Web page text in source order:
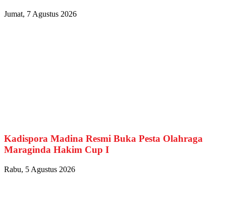
Jumat, 7 Agustus 2026
Kadispora Madina Resmi Buka Pesta Olahraga
Maraginda Hakim Cup I
Rabu, 5 Agustus 2026